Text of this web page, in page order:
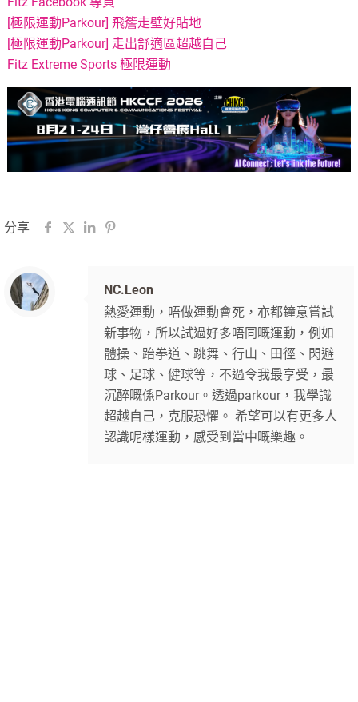
[極限運動Parkour] 飛簷走壁好貼地
[極限運動Parkour] 走出舒適區超越自己
Fitz Extreme Sports 極限運動
分享
NC.Leon
熱愛運動，唔做運動會死，亦都鐘意嘗試
新事物，所以試過好多唔同嘅運動，例如
體操、跆拳道、跳舞、行山、田徑、閃避
球、足球、健球等，不過令我最享受，最
沉醉嘅係Parkour。透過parkour，我學識
超越自己，克服恐懼。 希望可以有更多人
認識呢樣運動，感受到當中嘅樂趣。